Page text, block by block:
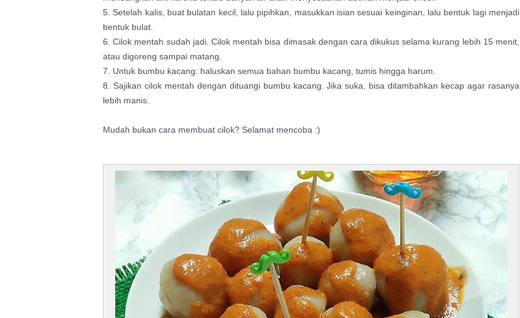
5. Setelah kalis, buat bulatan kecil, lalu pipihkan, masukkan isian sesuai keinginan, lalu bentuk lagi menjadi
bentuk bulat.
6. Cilok mentah sudah jadi. Cilok mentah bisa dimasak dengan cara dikukus selama kurang lebih 15 menit,
atau digoreng sampai matang.
7. Untuk bumbu kacang: haluskan semua bahan bumbu kacang, tumis hingga harum.
8. Sajikan cilok mentah dengan dituangi bumbu kacang. Jika suka, bisa ditambahkan kecap agar rasanya
lebih manis.
Mudah bukan cara membuat cilok? Selamat mencoba :)